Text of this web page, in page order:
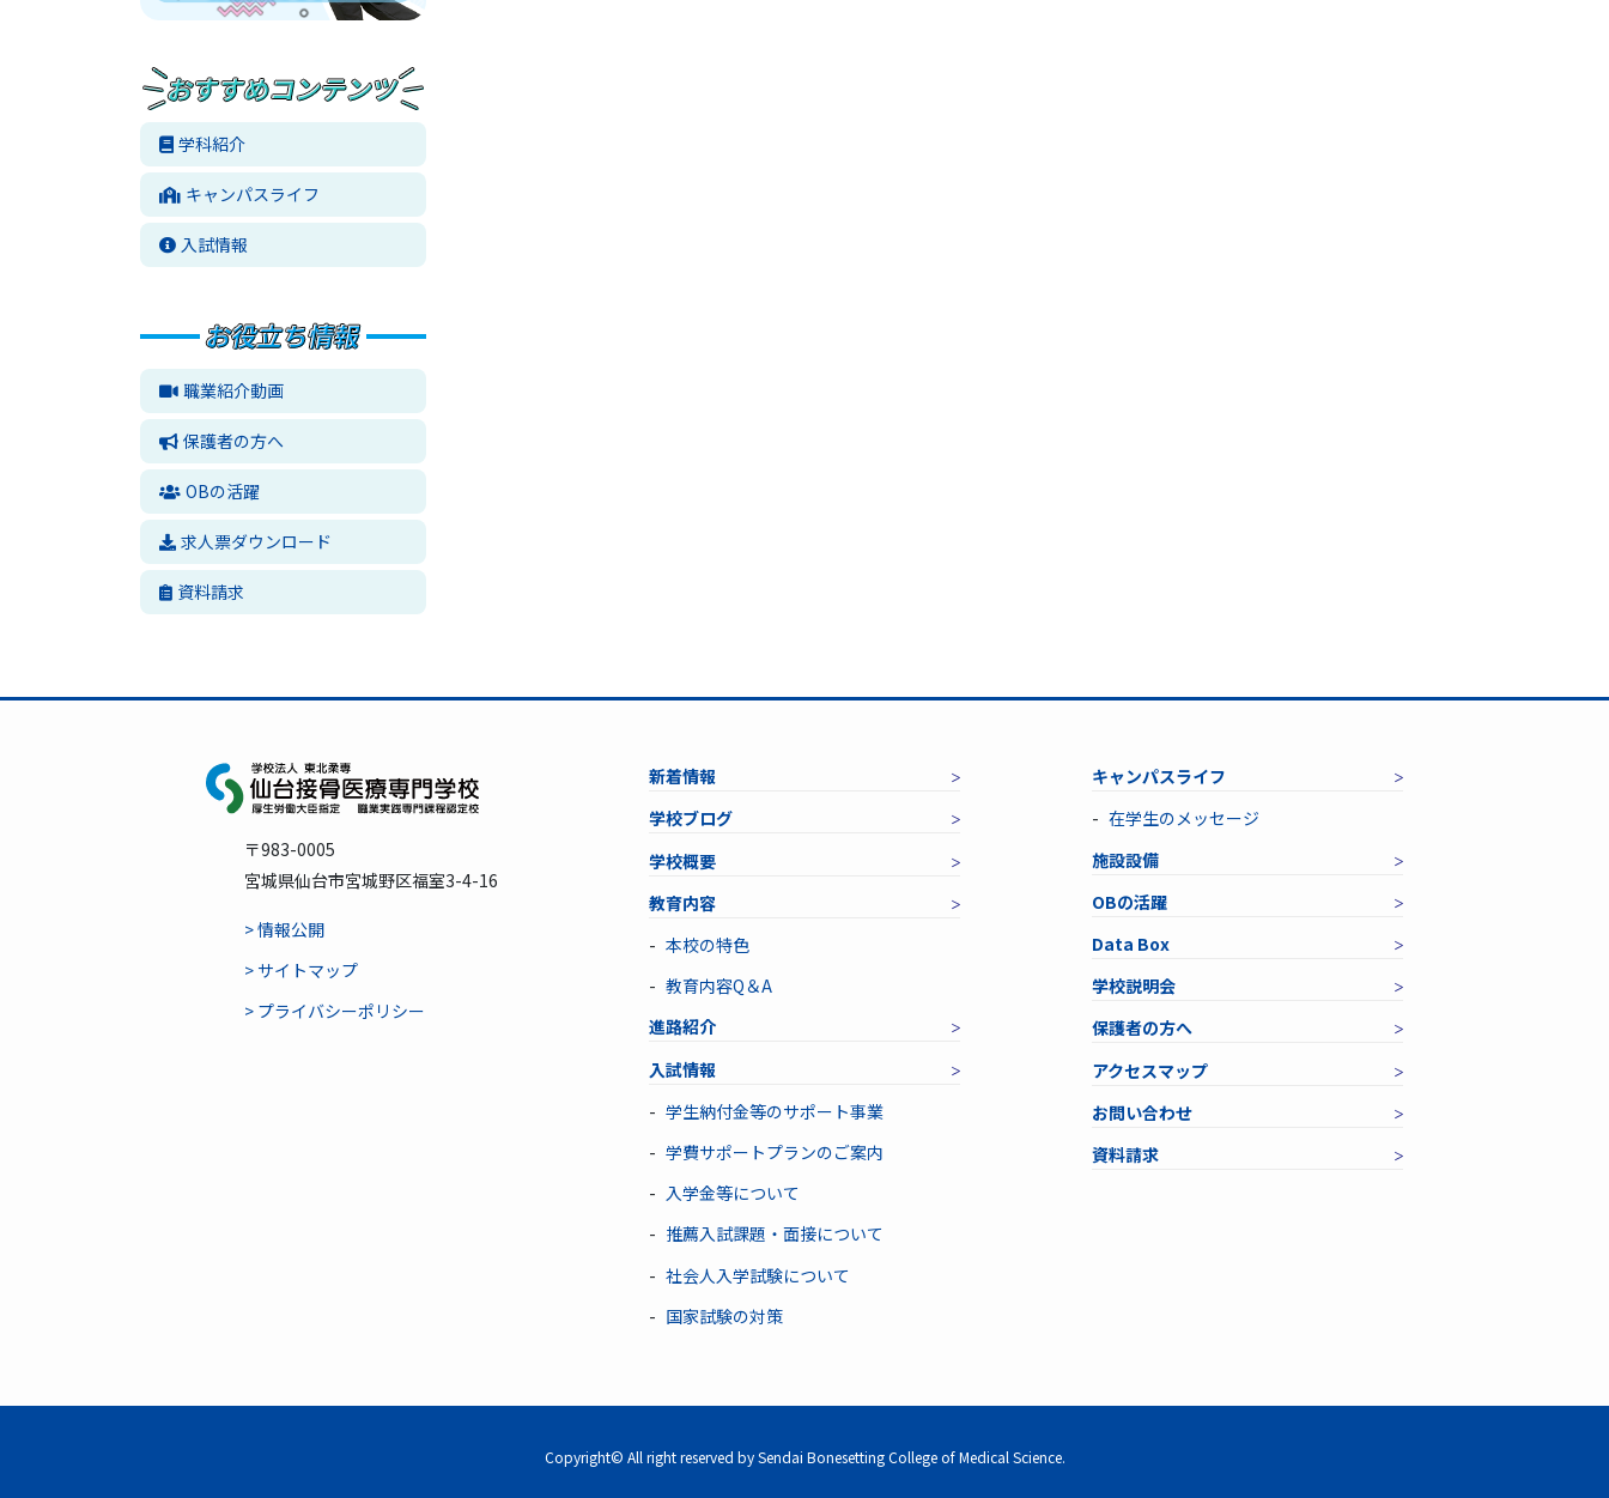
学科紹介
キャンパスライフ
入試情報
職業紹介動画
保護者の方へ
OBの活躍
求人票ダウンロード
資料請求
〒983-0005
宮城県仙台市宮城野区福室3-4-16
> 情報公開
> サイトマップ
> プライバシーポリシー
新着情報
学校ブログ
学校概要
教育内容
本校の特色
教育内容Q＆A
進路紹介
入試情報
学生納付金等のサポート事業
学費サポートプランのご案内
入学金等について
推薦入試課題・面接について
社会人入学試験について
国家試験の対策
キャンパスライフ
在学生のメッセージ
施設設備
OBの活躍
Data Box
学校説明会
保護者の方へ
アクセスマップ
お問い合わせ
資料請求
Copyright© All right reserved by Sendai Bonesetting College of Medical Science.